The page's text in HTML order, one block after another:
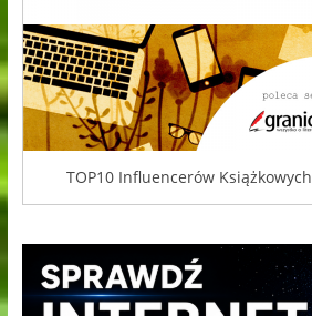
TOP10 Influencerów Książkowych